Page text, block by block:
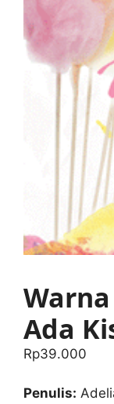
Ada
Rp39.000
Penulis: